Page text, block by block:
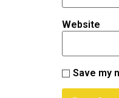
Website
Save my